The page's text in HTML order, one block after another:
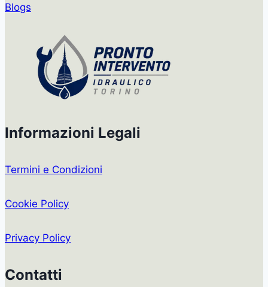
Blogs
Informazioni Legali
Termini e Condizioni
Cookie Policy
Privacy Policy
Contatti